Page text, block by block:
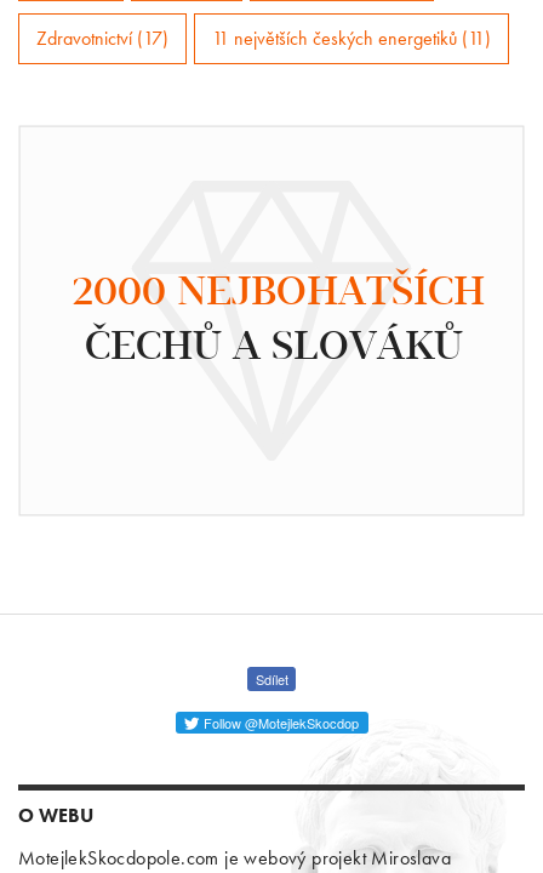
Zdravotnictví (17) 11 největších českých energetiků (11)
2000 NEJBOHATŠÍCH
ČECHŮ A SLOVÁKŮ
Sdílet
Follow @MotejlekSkocdop
O WEBU
MotejlekSkocdopole.com je webový projekt Miroslava